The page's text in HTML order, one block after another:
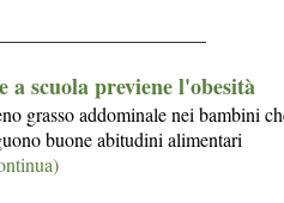
a scuola previene l'obesità
grasso addominale nei bambini
buone abitudini alimentari